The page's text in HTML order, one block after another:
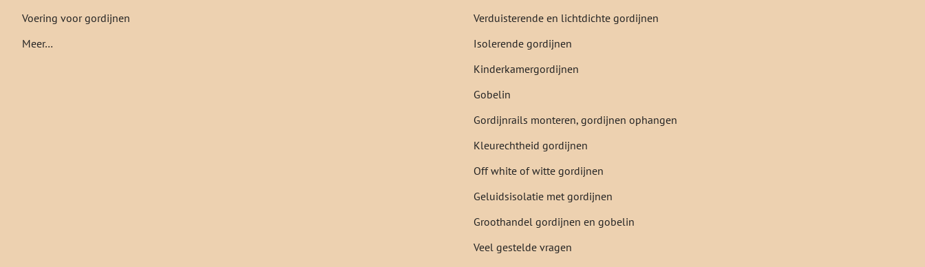
Voering voor gordijnen
Meer…
Verduisterende en lichtdichte gordijnen
Isolerende gordijnen
Kinderkamergordijnen
Gobelin
Gordijnrails monteren, gordijnen ophangen
Kleurechtheid gordijnen
Off white of witte gordijnen
Geluidsisolatie met gordijnen
Groothandel gordijnen en gobelin
Veel gestelde vragen